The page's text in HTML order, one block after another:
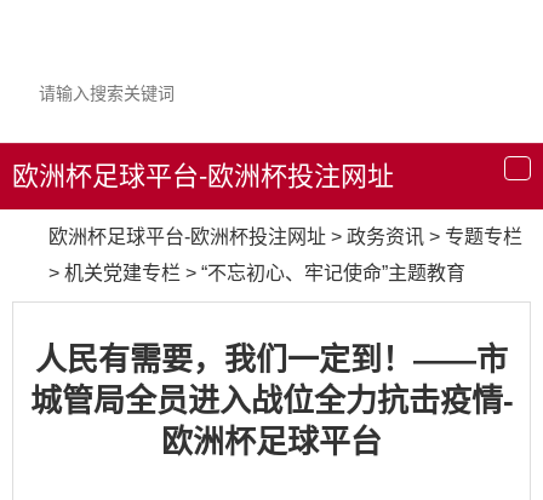
导
航
欧洲杯足球平台-欧洲杯投注网址
欧洲杯足球平台-欧洲杯投注网址 > 政务资讯 > 专题专栏
> 机关党建专栏 > “不忘初心、牢记使命”主题教育
人民有需要，我们一定到！——市
城管局全员进入战位全力抗击疫情-
欧洲杯足球平台